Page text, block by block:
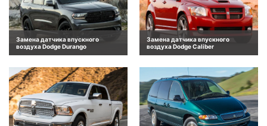
Замена датчика впускного
воздуха Dodge Durango
Замена датчика впускного
воздуха Dodge Caliber